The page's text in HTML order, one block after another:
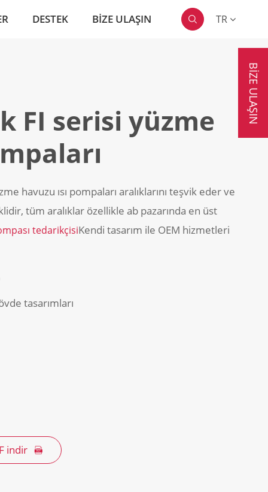
DESTEK BIZE ULAŞIN  TR
FI serisi yüzme
havuzu ısı pompaları aralıklarını teşvik eder ve
tüm aralıklar özellikle ab pazarında en üst
tedarikçisiKendi tasarım ile OEM hizmetleri
tasarımları
indir 
BIZE ULAŞIN